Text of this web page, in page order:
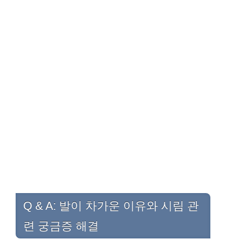
Q & A: 발이 차가운 이유와 시림 관
련 궁금증 해결